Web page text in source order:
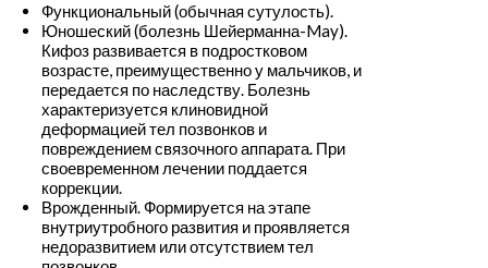
Функциональный (обычная сутулость).
Юношеский (болезнь Шейерманна-May).
Кифоз развивается в подростковом
возрасте, преимущественно у мальчиков, и
передается по наследству. Болезнь
характеризуется клиновидной
деформацией тел позвонков и
повреждением связочного аппарата. При
своевременном лечении поддается
коррекции.
Врожденный. Формируется на этапе
внутриутробного развития и проявляется
недоразвитием или отсутствием тел